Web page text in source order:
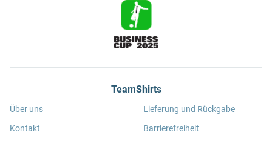
TeamShirts
Über uns
Kontakt
Lieferung und Rückgabe
Barrierefreiheit